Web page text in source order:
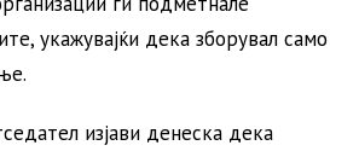
укажувајќи дека зборувал само
изјави денеска дека